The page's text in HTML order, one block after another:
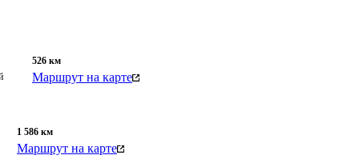
526 км
Маршрут на карте
1 586 км
Маршрут на карте